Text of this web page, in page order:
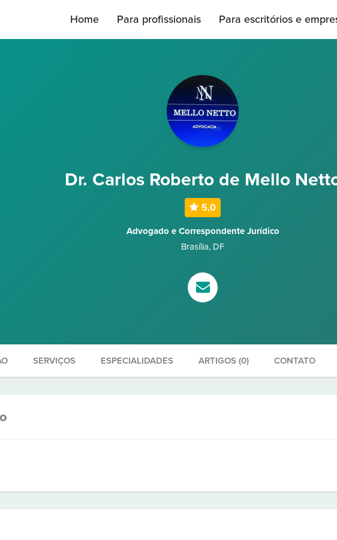
Home Para profissionais Para escritórios e
Dr. Carlos Roberto de Mello
5,0
Advogado e Correspondente Jurídico
Brasília, DF
SERVIÇOS ESPECIALIDADES ARTIGOS (0) CONTATO